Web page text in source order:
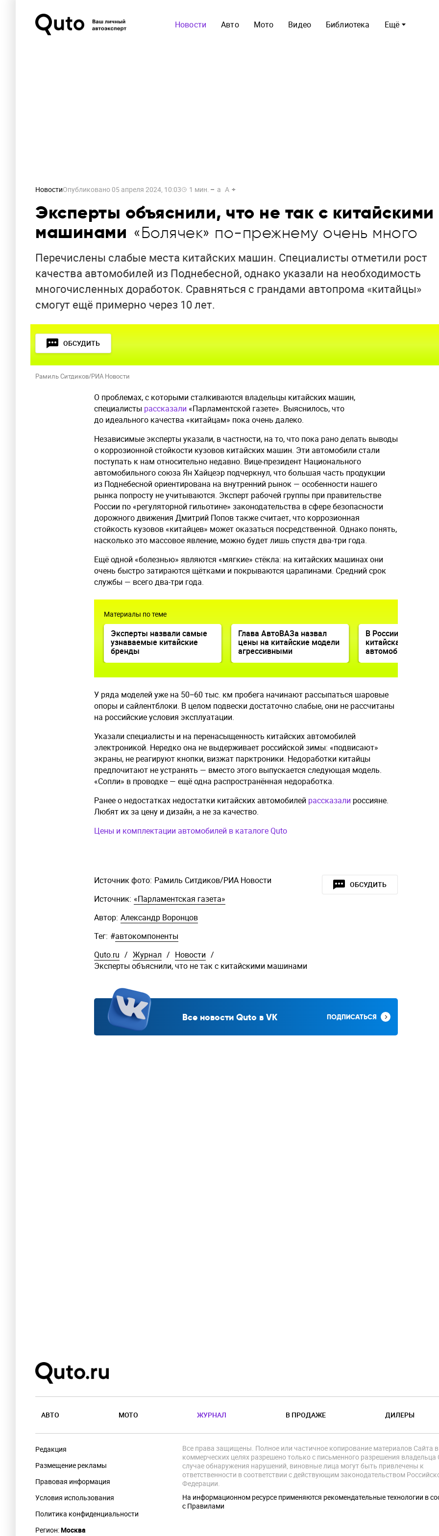
Ещё
Новости Авто Мото Видео Библиотека
НовостиОпубликовано 05 апреля 2024, 10:03 1 мин. a A
Эксперты объяснили, что не так с китайскими
машинами «Болячек» по-прежнему очень много
Перечислены слабые места китайских машин. Специалисты отметили рост
качества автомобилей из Поднебесной, однако указали на необходимость
многочисленных доработок. Сравняться с грандами автопрома «китайцы»
смогут ещё примерно через 10 лет.
ОБСУДИТЬ
Рамиль Ситдиков/РИА Новости
О проблемах, с которыми сталкиваются владельцы китайских машин,
специалисты рассказали «Парламентской газете». Выяснилось, что
до идеального качества «китайцам» пока очень далеко.
Независимые эксперты указали, в частности, на то, что пока рано делать выводы
о коррозионной стойкости кузовов китайских машин. Эти автомобили стали
поступать к нам относительно недавно. Вице-президент Национального
автомобильного союза Ян Хайцеэр подчеркнул, что большая часть продукции
из Поднебесной ориентирована на внутренний рынок — особенности нашего
рынка попросту не учитываются. Эксперт рабочей группы при правительстве
России по «регуляторной гильотине» законодательства в сфере безопасности
дорожного движения Дмитрий Попов также считает, что коррозионная
стойкость кузовов «китайцев» может оказаться посредственной. Однако понять,
насколько это массовое явление, можно будет лишь спустя два-три года.
Ещё одной «болезнью» являются «мягкие» стёкла: на китайских машинах они
очень быстро затираются щётками и покрываются царапинами. Средний срок
службы — всего два-три года.
Материалы по теме
Эксперты назвали самые
узнаваемые китайские
бренды
Глава АвтоВАЗа назвал
цены на китайские модели
агрессивными
В России появится
китайская марка
автомобилей
У ряда моделей уже на 50−60 тыс. км пробега начинают рассыпаться шаровые
опоры и сайлентблоки. В целом подвески достаточно слабые, они не рассчитаны
на российские условия эксплуатации.
Указали специалисты и на перенасыщенность китайских автомобилей
электроникой. Нередко она не выдерживает российской зимы: «подвисают»
экраны, не реагируют кнопки, визжат парктроники. Недоработки китайцы
предпочитают не устранять — вместо этого выпускается следующая модель.
«Сопли» в проводке — ещё одна распространённая недоработка.
Ранее о недостатках недостатки китайских автомобилей рассказали россияне.
Любят их за цену и дизайн, а не за качество.
Цены и комплектации автомобилей в каталоге Quto
ОБСУДИТЬ
Источник фото: Рамиль Ситдиков/РИА Новости
Источник: «Парламентская газета»
Автор: Александр Воронцов
Тег: #автокомпоненты
Quto.ru / Журнал / Новости /
Эксперты объяснили, что не так с китайскими машинами
Все новости Quto в VK ПОДПИСАТЬСЯ
АВТО МОТО ЖУРНАЛ В ПРОДАЖЕ ДИЛЕРЫ
Редакция
Размещение рекламы
Правовая информация
Условия использования
Политика конфиденциальности
Регион:Москва
Все права защищены. Полное или частичное копирование материалов Сайта в
коммерческих целях разрешено только с письменного разрешения владельца
случае обнаружения нарушений, виновные лица могут быть привлечены к
ответственности в соответствии с действующим законодательством
Федерации.
На информационном ресурсе применяются рекомендательные технологии в
с Правилами